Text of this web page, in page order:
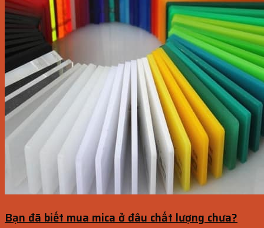
Bạn đã biết mua mica ở đâu chất lượng chưa?